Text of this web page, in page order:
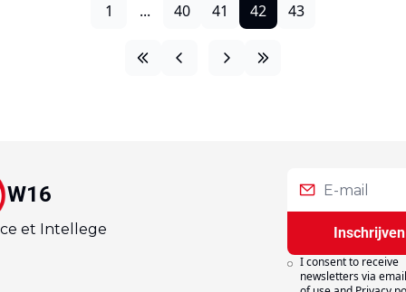
1 ... 40 41 42 43
W16
et Intellege Inschrijven
I consent to receive
newsletters via